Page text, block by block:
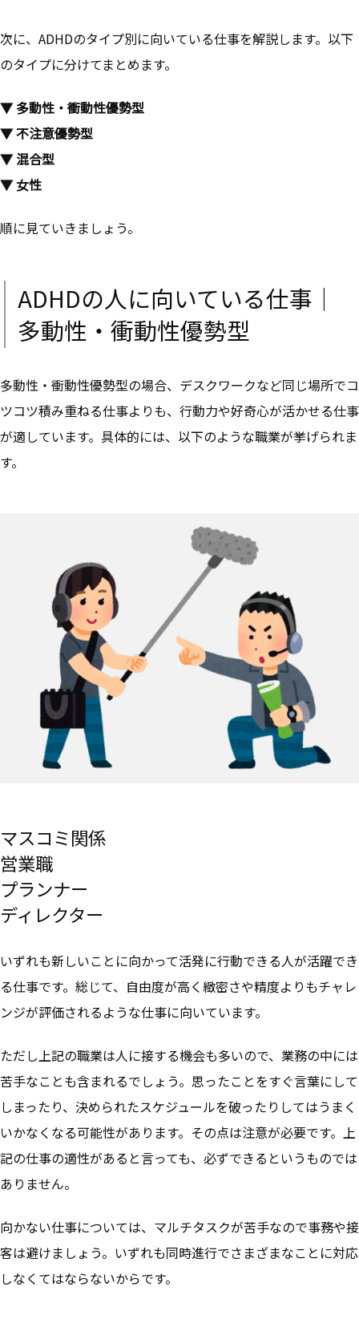
次に、ADHDのタイプ別に向いている仕事を解説します。以下
のタイプに分けてまとめます。
▼ 多動性・衝動性優勢型
▼ 不注意優勢型
▼ 混合型
▼ 女性
順に見ていきましょう。
ADHDの人に向いている仕事｜
多動性・衝動性優勢型
多動性・衝動性優勢型の場合、デスクワークなど同じ場所でコ
ツコツ積み重ねる仕事よりも、 行動力や好奇心が活かせる仕事
が適しています。 具体的には、以下のような職業が挙げられま
す。
マスコミ関係
営業職
プランナー
ディレクター
いずれも新しいことに向かって活発に行動できる人が活躍でき
る仕事です。総じて、自由度が高く緻密さや精度よりもチャレ
ンジが評価されるような仕事に向いています。
ただし上記の職業は人に接する機会も多いので、業務の中には
苦手なことも含まれるでしょう。思ったことをすぐ言葉にして
しまったり、決められたスケジュールを破ったりしてはうまく
いかなくなる可能性があります。その点は注意が必要です。上
記の仕事の適性があると言っても、必ずできるというものでは
ありません。
向かない仕事については、 マルチタスクが苦手なので事務や接
客は避けましょう。 いずれも同時進行でさまざまなことに対応
しなくてはならないからです。